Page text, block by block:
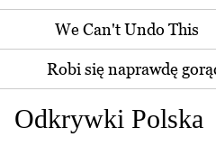
We Can't Undo This
Robi się naprawdę
Odkrywki Polska